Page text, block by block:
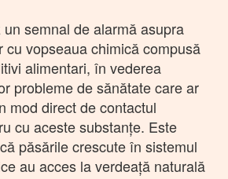
semnal de alarmă asupra
cu vopseaua chimică compusă
alimentari, în vederea
probleme de sănătate care ar
mod direct de contactul
cu aceste substanţe. Este
păsările crescute în sistemul
au acces la verdeaţă naturală